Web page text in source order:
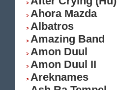
Ahora Mazda
Albatros
Amazing Band
Amon Duul
Amon Duul II
Areknames